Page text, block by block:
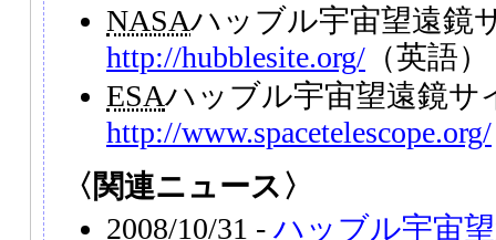
NASAハッブル宇宙望遠鏡
http://hubblesite.org/ （英語）
ESAハッブル宇宙望遠鏡サ
http://www.spacetelescope.org/
〈関連ニュース〉
2008/10/31 - ハッブル宇宙